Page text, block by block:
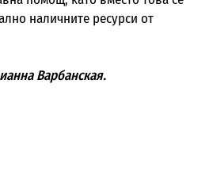
наличните ресурси от
Варбанская.